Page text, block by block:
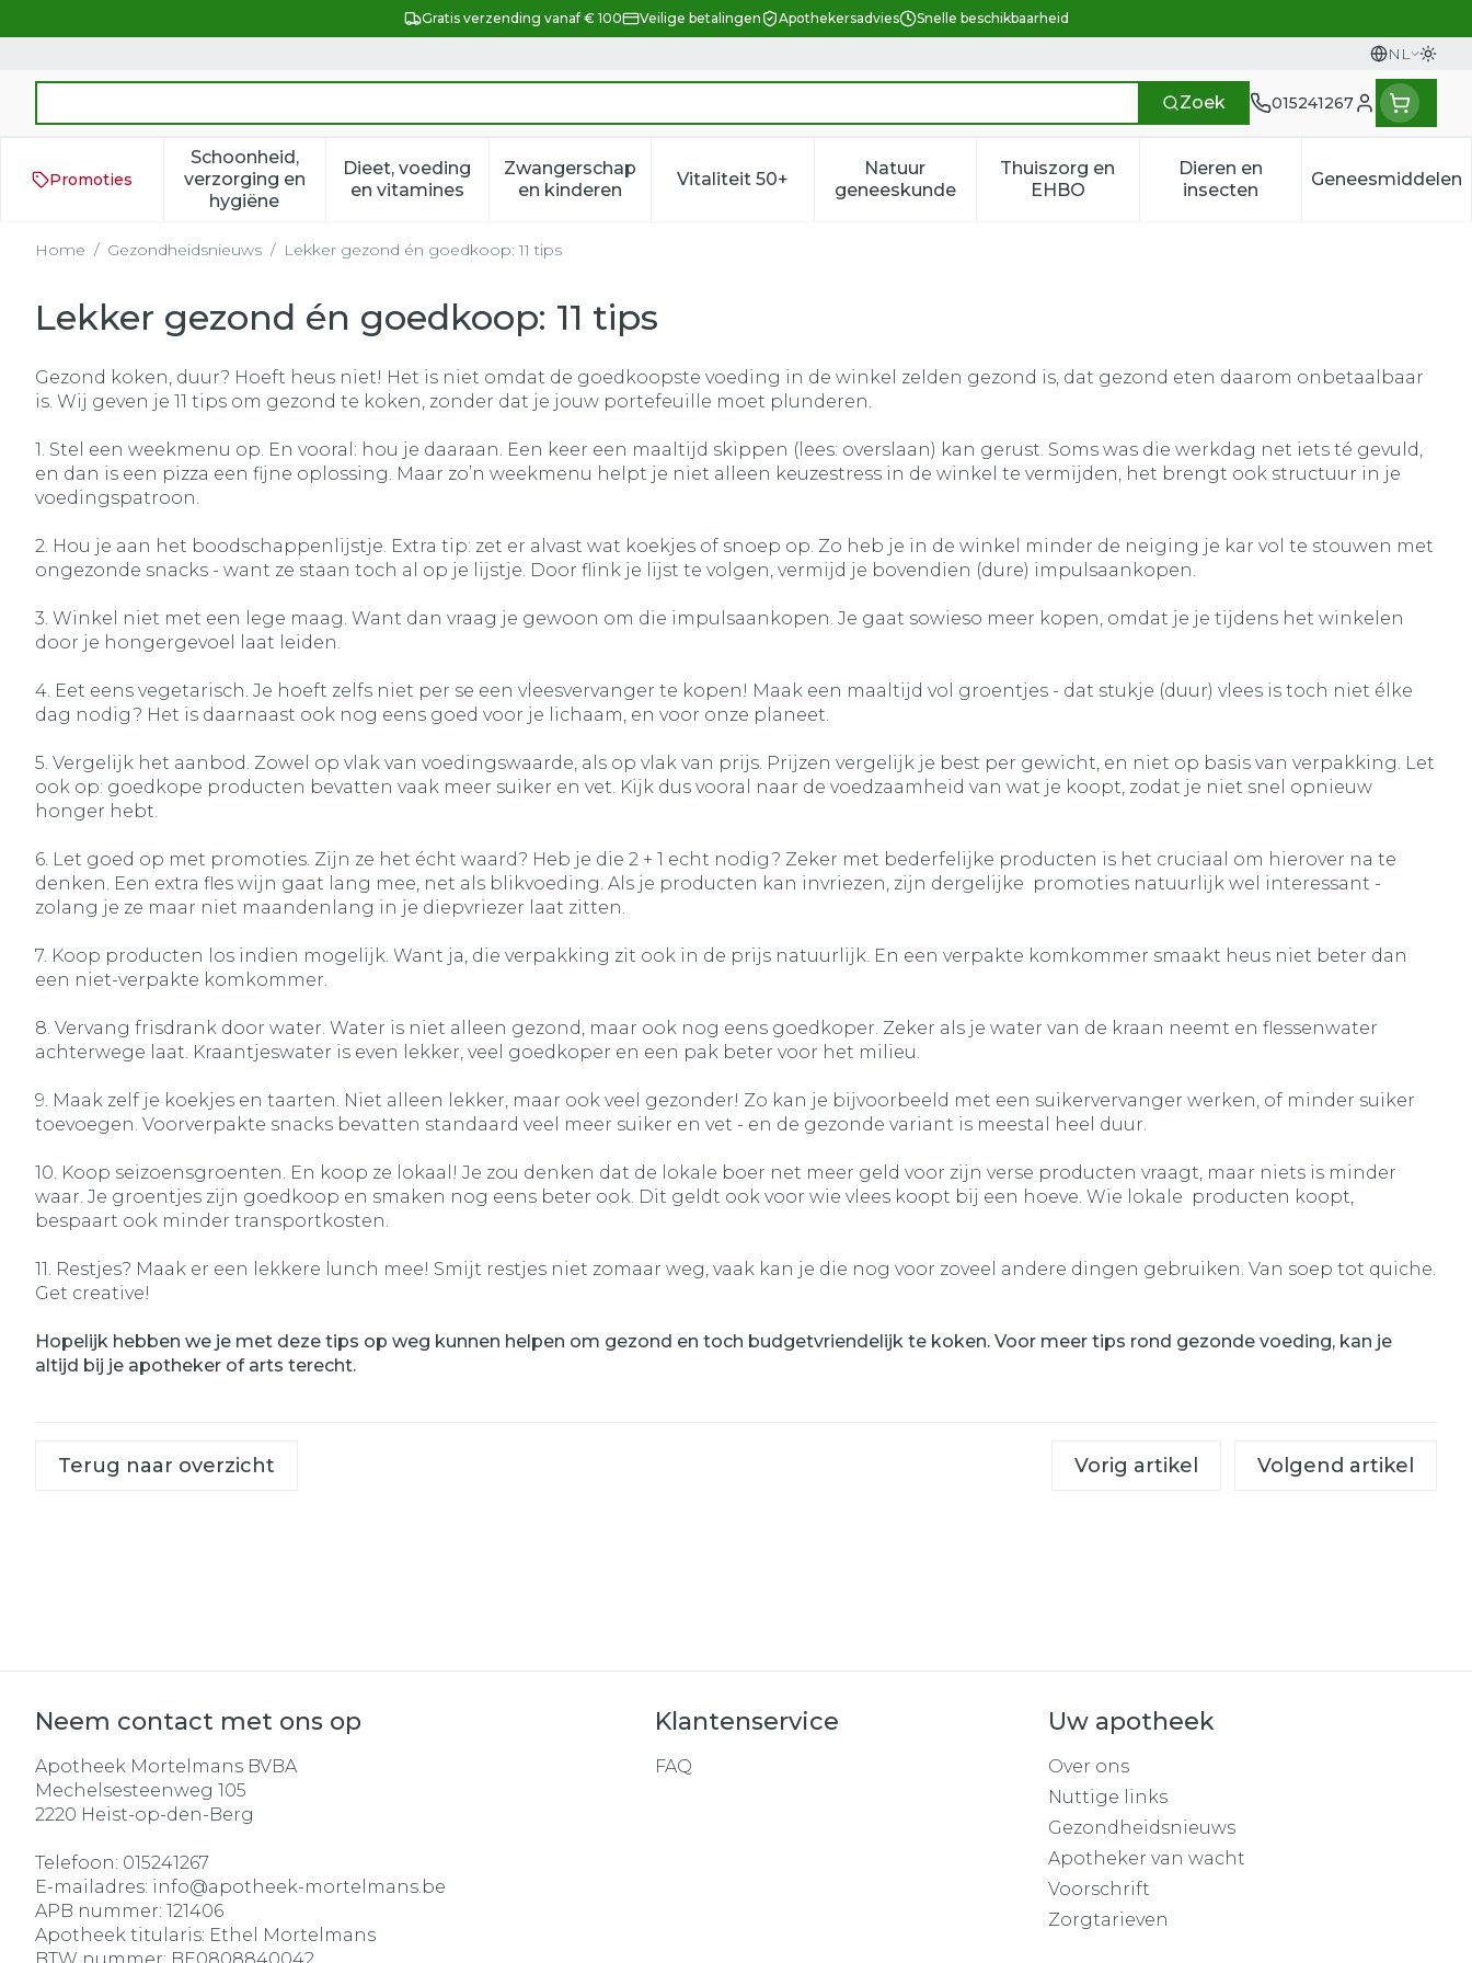
Gratis verzending vanaf € 100 Veilige betalingen Apothekersadvies Snelle beschikbaarheid
NL
Talen
Zoek 015241267
Klant menu
Promoties
Schoonheid,
verzorging en
hygiëne
Toon submenu voor Schoonheid, verzorging en hygiëne categorie
Dieet, voeding
en vitaminesToon submenu voor Dieet, voeding en vitamines categorie
Zwangerschap
en kinderenToon submenu voor Zwangerschap en kinderen categorie
Vitaliteit 50+Toon submenu voor Vitaliteit 50+ categorie
Natuur
geneeskunde
Toon submenu voor Natuur geneeskunde categorie
Thuiszorg en
EHBOToon submenu voor Thuiszorg en EHBO
Dieren en
insectenToon submenu voor Dieren
Geneesmiddelen
Toon
Home / Gezondheidsnieuws / Lekker gezond én goedkoop: 11 tips
Lekker gezond én goedkoop: 11 tips
Gezond koken, duur? Hoeft heus niet! Het is niet omdat de goedkoopste voeding in de winkel zelden gezond is, dat gezond eten daarom onbetaalbaar
is. Wij geven je 11 tips om gezond te koken, zonder dat je jouw portefeuille moet plunderen.
1. Stel een weekmenu op. En vooral: hou je daaraan. Een keer een maaltijd skippen (lees: overslaan) kan gerust. Soms was die werkdag net iets té gevuld,
en dan is een pizza een fijne oplossing. Maar zo’n weekmenu helpt je niet alleen keuzestress in de winkel te vermijden, het brengt ook structuur in je
voedingspatroon.
2. Hou je aan het boodschappenlijstje. Extra tip: zet er alvast wat koekjes of snoep op. Zo heb je in de winkel minder de neiging je kar vol te stouwen met
ongezonde snacks - want ze staan toch al op je lijstje. Door flink je lijst te volgen, vermijd je bovendien (dure) impulsaankopen.
3. Winkel niet met een lege maag. Want dan vraag je gewoon om die impulsaankopen. Je gaat sowieso meer kopen, omdat je je tijdens het winkelen
door je hongergevoel laat leiden.
4. Eet eens vegetarisch. Je hoeft zelfs niet per se een vleesvervanger te kopen! Maak een maaltijd vol groentjes - dat stukje (duur) vlees is toch niet élke
dag nodig? Het is daarnaast ook nog eens goed voor je lichaam, en voor onze planeet.
5. Vergelijk het aanbod. Zowel op vlak van voedingswaarde, als op vlak van prijs. Prijzen vergelijk je best per gewicht, en niet op basis van verpakking. Let
ook op: goedkope producten bevatten vaak meer suiker en vet. Kijk dus vooral naar de voedzaamheid van wat je koopt, zodat je niet snel opnieuw
honger hebt.
6. Let goed op met promoties. Zijn ze het écht waard? Heb je die 2 + 1 echt nodig? Zeker met bederfelijke producten is het cruciaal om hierover na te
denken. Een extra fles wijn gaat lang mee, net als blikvoeding. Als je producten kan invriezen, zijn dergelijke promoties natuurlijk wel interessant -
zolang je ze maar niet maandenlang in je diepvriezer laat zitten.
7. Koop producten los indien mogelijk. Want ja, die verpakking zit ook in de prijs natuurlijk. En een verpakte komkommer smaakt heus niet beter dan
een niet-verpakte komkommer.
8. Vervang frisdrank door water. Water is niet alleen gezond, maar ook nog eens goedkoper. Zeker als je water van de kraan neemt en flessenwater
achterwege laat. Kraantjeswater is even lekker, veel goedkoper en een pak beter voor het milieu.
9. Maak zelf je koekjes en taarten. Niet alleen lekker, maar ook veel gezonder! Zo kan je bijvoorbeeld met een suikervervanger werken, of minder suiker
toevoegen. Voorverpakte snacks bevatten standaard veel meer suiker en vet - en de gezonde variant is meestal heel duur.
10. Koop seizoensgroenten. En koop ze lokaal! Je zou denken dat de lokale boer net meer geld voor zijn verse producten vraagt, maar niets is minder
waar. Je groentjes zijn goedkoop en smaken nog eens beter ook. Dit geldt ook voor wie vlees koopt bij een hoeve. Wie lokale producten koopt,
bespaart ook minder transportkosten.
11. Restjes? Maak er een lekkere lunch mee! Smijt restjes niet zomaar weg, vaak kan je die nog voor zoveel andere dingen gebruiken. Van soep tot quiche.
Get creative!
Hopelijk hebben we je met deze tips op weg kunnen helpen om gezond en toch budgetvriendelijk te koken. Voor meer tips rond gezonde voeding, kan je
altijd bij je apotheker of arts terecht.
Terug naar overzicht Vorig artikel Volgend artikel
Neem contact met ons op
Apotheek Mortelmans BVBA
Mechelsesteenweg 105
2220 Heist-op-den-Berg
Telefoon: 015241267
E-mailadres: info@apotheek-mortelmans.be
APB nummer: 121406
Apotheek titularis: Ethel Mortelmans
Klantenservice
FAQ
Uw apotheek
Over ons
Nuttige links
Gezondheidsnieuws
Apotheker van wacht
Voorschrift
Zorgtarieven